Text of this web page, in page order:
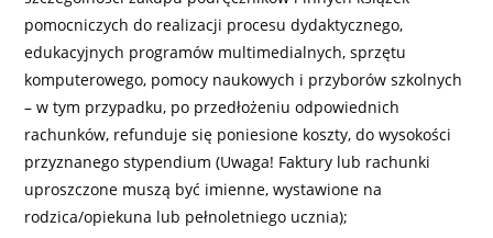
pomocniczych do realizacji procesu dydaktycznego,
edukacyjnych programów multimedialnych, sprzętu
komputerowego, pomocy naukowych i przyborów szkolnych
– w tym przypadku, po przedłożeniu odpowiednich
rachunków, refunduje się poniesione koszty, do wysokości
przyznanego stypendium (Uwaga! Faktury lub rachunki
uproszczone muszą być imienne, wystawione na
rodzica/opiekuna lub pełnoletniego ucznia);